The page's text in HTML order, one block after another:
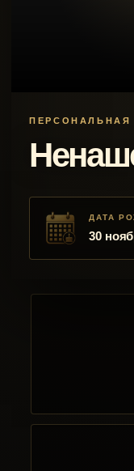
ПЕРСОНАЛЬНАЯ
ДАТА
30